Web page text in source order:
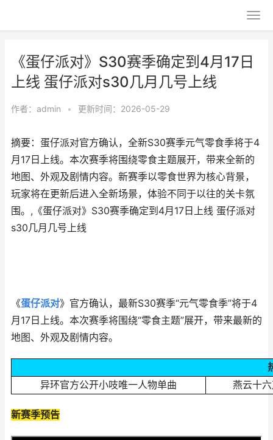
《蛋仔派对》S30赛季确定到4月17日
上线 蛋仔派对s30几月几号上线
作者： admin • 更新时间：2026-05-29
摘要：蛋仔派对官方确认，全新S30赛季元气零食季将于4
月17日上线。本次赛季将围绕零食主题展开，带来全新的
地图、外观及剧情内容。新赛季以零食世界为核心背景，
玩家将在更新后进入全新场景，体验不同于以往的关卡氛
围。,《蛋仔派对》S30赛季确定到4月17日上线 蛋仔派对
s30几月几号上线
《蛋仔派对》官方确认，最新S30赛季“元气零食季”将于4
月17日上线。本次赛季将围绕“零食主题”展开，带来最新的
地图、外观及剧情内容。
异环官方公开小吱唯一人物单曲
燕云十
新赛季预告